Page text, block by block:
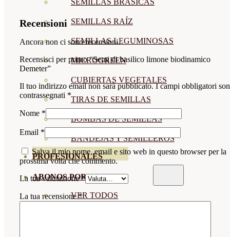
SEMILLAS BRASICAS
SEMILLAS RAÍZ
SEMILLAS LEGUMINOSAS
MICROGREEN
CUBIERTAS VEGETALES
TIRAS DE SEMILLAS
BOMBAS DE SEMILLAS
BANDEJAS Y SEMILLEROS
PROFESIONALES
ABONOS POR CULTIVO
VER TODOS
Recensioni
Ancora non ci sono recensioni.
Recensisci per primo “Semi di basilico limone biodinamico
Demeter”
Il tuo indirizzo email non sarà pubblicato. I campi obbligatori
contrassegnati *
Nome *
Email *
Salva il mio nome, email e sito web in questo browser per la
prossima volta che commento.
La tua valutazione*
La tua recensione*